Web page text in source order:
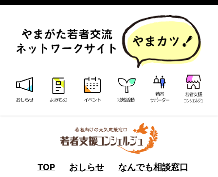
TOP おしらせ なんでも相談窓口